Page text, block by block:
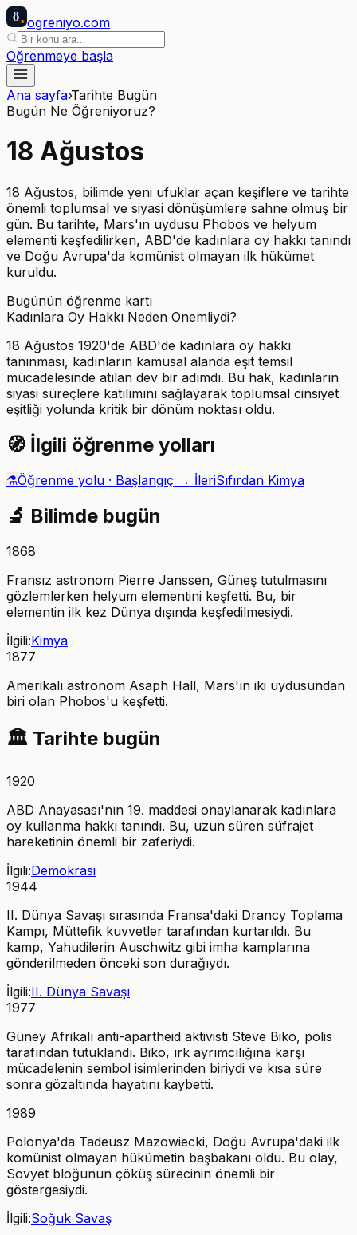
ö ogreniyo.com
Öğrenmeye başla
Ana sayfa›Tarihte Bugün
Bugün Ne Öğreniyoruz?
18 Ağustos
18 Ağustos, bilimde yeni ufuklar açan keşiflere ve tarihte
önemli toplumsal ve siyasi dönüşümlere sahne olmuş bir
gün. Bu tarihte, Mars'ın uydusu Phobos ve helyum
elementi keşfedilirken, ABD'de kadınlara oy hakkı tanındı
ve Doğu Avrupa'da komünist olmayan ilk hükümet
kuruldu.
Bugünün öğrenme kartı
Kadınlara Oy Hakkı Neden Önemliydi?
18 Ağustos 1920'de ABD'de kadınlara oy hakkı
tanınması, kadınların kamusal alanda eşit temsil
mücadelesinde atılan dev bir adımdı. Bu hak, kadınların
siyasi süreçlere katılımını sağlayarak toplumsal cinsiyet
eşitliği yolunda kritik bir dönüm noktası oldu.
🧭 İlgili öğrenme yolları
⚗️Öğrenme yolu · Başlangıç → İleriSıfırdan Kimya
🔬 Bilimde bugün
1868
Fransız astronom Pierre Janssen, Güneş tutulmasını
gözlemlerken helyum elementini keşfetti. Bu, bir
elementin ilk kez Dünya dışında keşfedilmesiydi.
İlgili:Kimya
1877
Amerikalı astronom Asaph Hall, Mars'ın iki uydusundan
biri olan Phobos'u keşfetti.
🏛️ Tarihte bugün
1920
ABD Anayasası'nın 19. maddesi onaylanarak kadınlara
oy kullanma hakkı tanındı. Bu, uzun süren süfrajet
hareketinin önemli bir zaferiydi.
İlgili:Demokrasi
1944
II. Dünya Savaşı sırasında Fransa'daki Drancy Toplama
Kampı, Müttefik kuvvetler tarafından kurtarıldı. Bu
kamp, Yahudilerin Auschwitz gibi imha kamplarına
gönderilmeden önceki son durağıydı.
İlgili:II. Dünya Savaşı
1977
Güney Afrikalı anti-apartheid aktivisti Steve Biko, polis
tarafından tutuklandı. Biko, ırk ayrımcılığına karşı
mücadelenin sembol isimlerinden biriydi ve kısa süre
sonra gözaltında hayatını kaybetti.
1989
Polonya'da Tadeusz Mazowiecki, Doğu Avrupa'daki ilk
komünist olmayan hükümetin başbakanı oldu. Bu olay,
Sovyet bloğunun çöküş sürecinin önemli bir
göstergesiydi.
İlgili:Soğuk Savaş